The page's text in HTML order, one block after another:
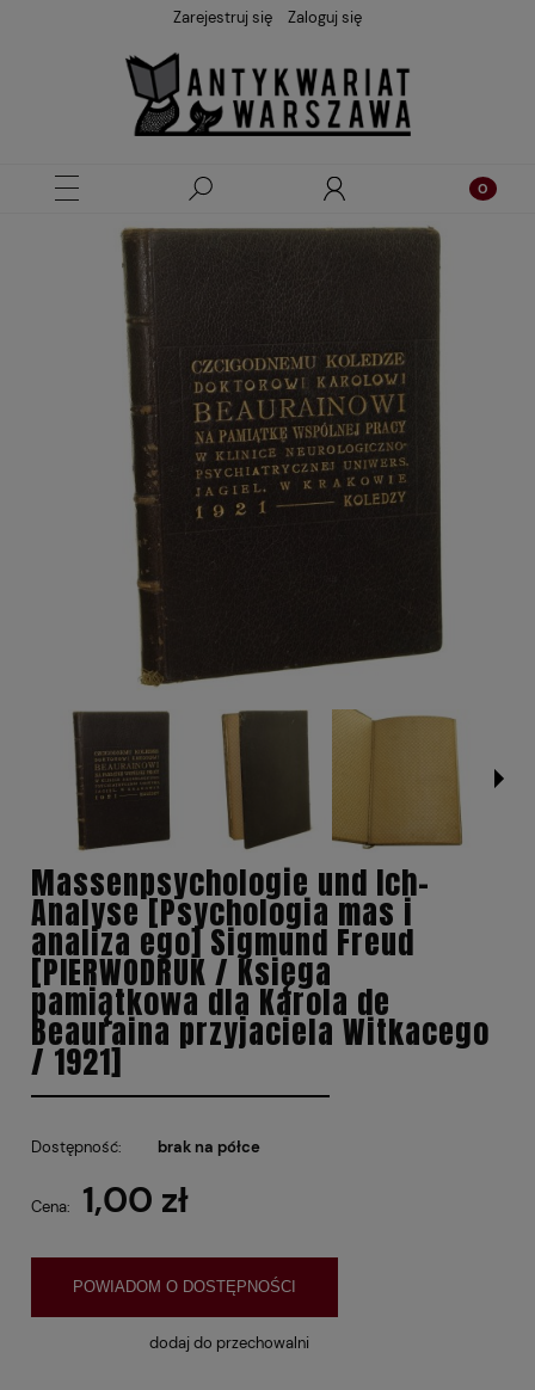
Zarejestruj się Zaloguj się
Massenpsychologie und Ich-
Analyse [Psychologia mas i
analiza ego] Sigmund Freud
[PIERWODRUK / Księga
pamiątkowa dla Karola de
Beauraina przyjaciela Witkacego
/ 1921]
Dostępność: brak na półce
Cena: 1,00 zł
POWIADOM O DOSTĘPNOŚCI
dodaj do przechowalni